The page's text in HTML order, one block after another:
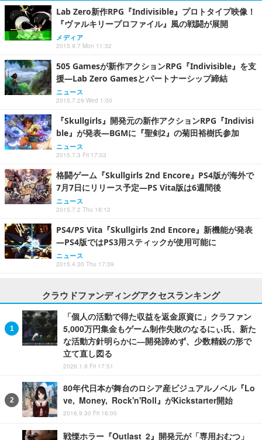
Lab Zero新作RPG『Indivisible』プロトタイプ映像！
『ヴァルキリープロファイル』風の戦闘が展開
メディア
2015.9.7 Mon 11:32
505 Gamesが新作アクションRPG『Indivisible』を支
援―Lab Zero Gamesとパートナーシップ締結
ニュース
2015.7.29 Wed 1:00
『Skullgirls』開発元の新作アクションRPG『Indivisi
ble』が発表―BGMに『聖剣2』の菊田裕樹氏参加
ニュース
2015.7.3 Fri 17:03
格闘ゲーム『Skullgirls 2nd Encore』PS4版が海外で
7月7日にリリース予定―PS Vita版は6週間後
ニュース
2015.7.2 Thu 18:12
PS4/PS Vita『Skullgirls 2nd Encore』新機能が発表
―PS4版ではPS3用スティックが使用可能に
ニュース
2015.4.30 Thu 17:39
クラウドファンディングアクセスランキング
「個人の活動で得た収益を返金原資に」クラファン
5,000万円集金もゲーム制作失敗のなるにぃ氏、新た
な活動方針明らかに―開発諦めず、少数精鋭の形で
立て直し図る
2026.1.9 Fri 17:51
80年代日本が舞台のロシア産ビジュアルノベル『Lo
ve, Money, Rock'n'Roll』がKickstarter開始
2016.9.30 Fri 16:00
戦慄ホラー『Outlast 2』開発元が「専用おむつ」